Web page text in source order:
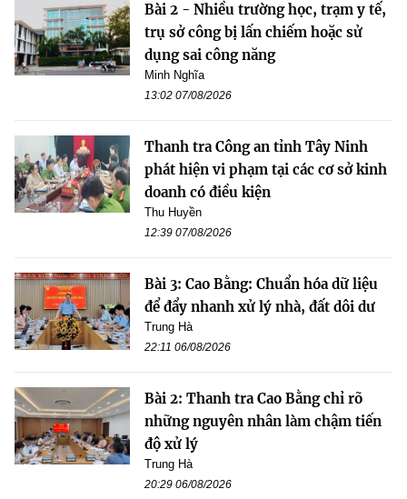
Bài 2 - Nhiều trường học, trạm y tế,
trụ sở công bị lấn chiếm hoặc sử
dụng sai công năng
Minh Nghĩa
13:02 07/08/2026
Thanh tra Công an tỉnh Tây Ninh
phát hiện vi phạm tại các cơ sở kinh
doanh có điều kiện
Thu Huyền
12:39 07/08/2026
Bài 3: Cao Bằng: Chuẩn hóa dữ liệu
để đẩy nhanh xử lý nhà, đất dôi dư
Trung Hà
22:11 06/08/2026
Bài 2: Thanh tra Cao Bằng chỉ rõ
những nguyên nhân làm chậm tiến
độ xử lý
Trung Hà
20:29 06/08/2026